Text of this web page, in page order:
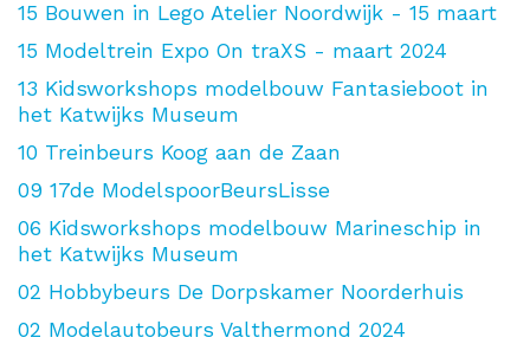
15 Bouwen in Lego Atelier Noordwijk - 15 maart
15 Modeltrein Expo On traXS - maart 2024
13 Kidsworkshops modelbouw Fantasieboot in
het Katwijks Museum
10 Treinbeurs Koog aan de Zaan
09 17de ModelspoorBeursLisse
06 Kidsworkshops modelbouw Marineschip in
het Katwijks Museum
02 Hobbybeurs De Dorpskamer Noorderhuis
02 Modelautobeurs Valthermond 2024